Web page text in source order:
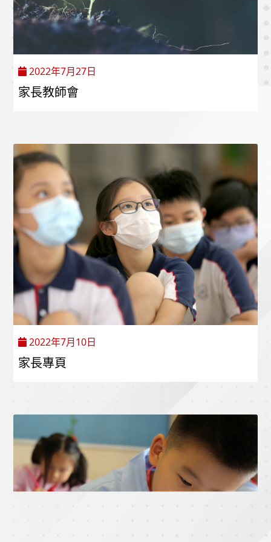
2022年7月27日
家長教師會
2022年7月10日
家長專頁